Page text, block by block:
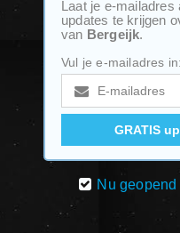
Laat je e-
updates te krijgen
van Bergeijk.
Vul je e-mailadres in:
Nu geopend